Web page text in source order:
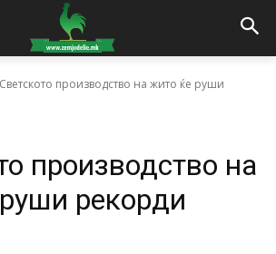
Светското производство на жито ќе руши
производство на
рекорди